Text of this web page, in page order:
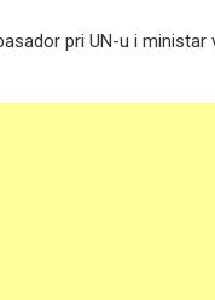
pri UN-u i ministar